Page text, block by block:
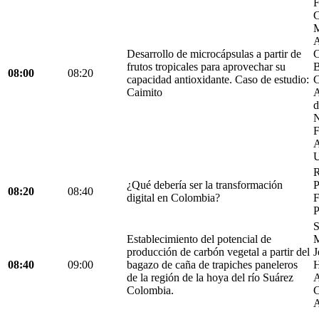
08:00 08:20
Desarrollo de microcápsulas a partir de
frutos tropicales para aprovechar su
capacidad antioxidante. Caso de estudio:
Caimito
08:20 08:40
¿Qué debería ser la transformación
digital en Colombia?
08:40 09:00
Establecimiento del potencial de
producción de carbón vegetal a partir del
bagazo de caña de trapiches paneleros
de la región de la hoya del río Suárez
Colombia.